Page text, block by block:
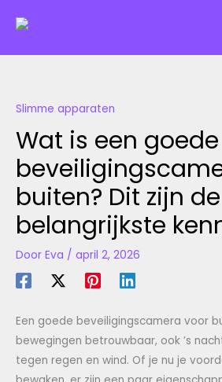
naar
Slimme apparaten
Wat is een goede
buiten? Dit zijn de
belangrijkste
Door Eva / april 2, 2026
Een goede beveiligingscamera voor
bewegingen betrouwbaar, ook ’s
tegen regen en wind. Of je nu je